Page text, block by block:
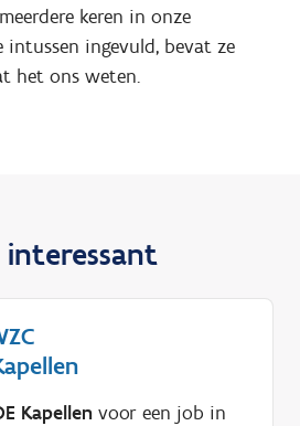
keren in onze
intussen ingevuld, bevat ze
het ons weten.
Kapellen voor een job in